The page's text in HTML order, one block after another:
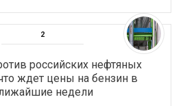
российских нефтяных
ждет цены на бензин в
недели